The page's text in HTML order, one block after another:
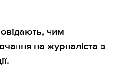
чим
на журналіста в